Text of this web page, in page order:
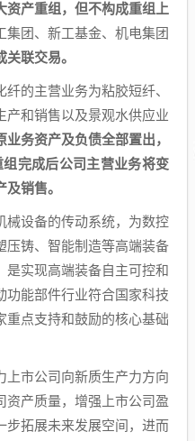
资产重组，但不构成重组上
集团、新工基金、机电集团
关联交易。
的主营业务为粘胶短纤、
产和销售以及景观水供应业
业务资产及负债全部置出，
组完成后公司主营业务将变
销售。
械设备的传动系统，为数控
压铸、智能制造等高端装备
是实现高端装备自主可控和
功能部件行业符合国家科技
重点支持和鼓励的核心基础
上市公司向新质生产力方向
资产质量，增强上市公司盈
步拓展未来发展空间，进而